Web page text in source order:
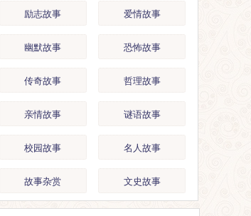
励志故事 爱情故事
幽默故事 恐怖故事
传奇故事 哲理故事
亲情故事 谜语故事
校园故事 名人故事
故事杂赏 文史故事